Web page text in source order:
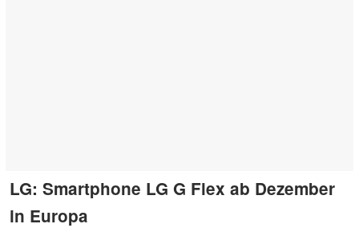
LG: Smartphone LG G Flex ab Dezember
in Europa